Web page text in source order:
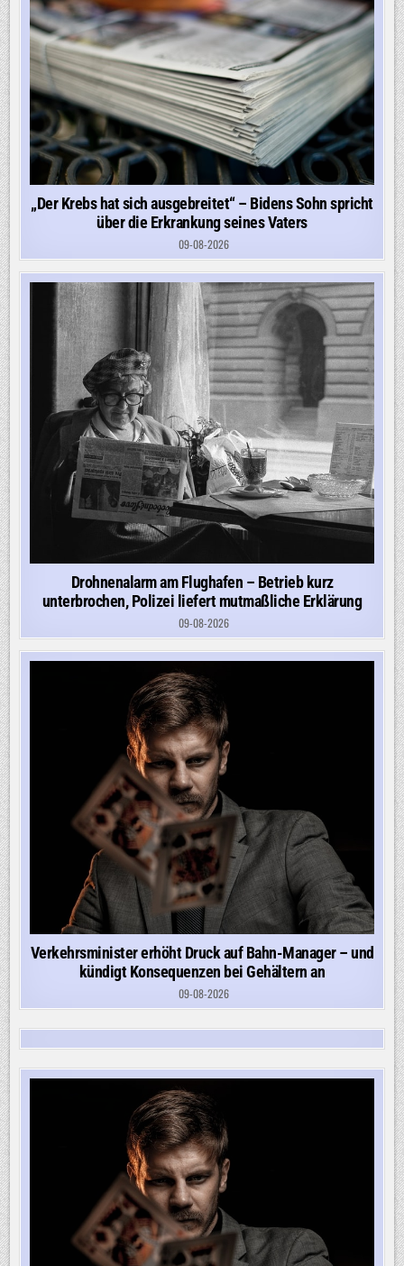
„Der Krebs hat sich ausgebreitet“ – Bidens Sohn spricht
über die Erkrankung seines Vaters
09-08-2026
Drohnenalarm am Flughafen – Betrieb kurz
unterbrochen, Polizei liefert mutmaßliche Erklärung
09-08-2026
Verkehrsminister erhöht Druck auf Bahn-Manager – und
kündigt Konsequenzen bei Gehältern an
09-08-2026